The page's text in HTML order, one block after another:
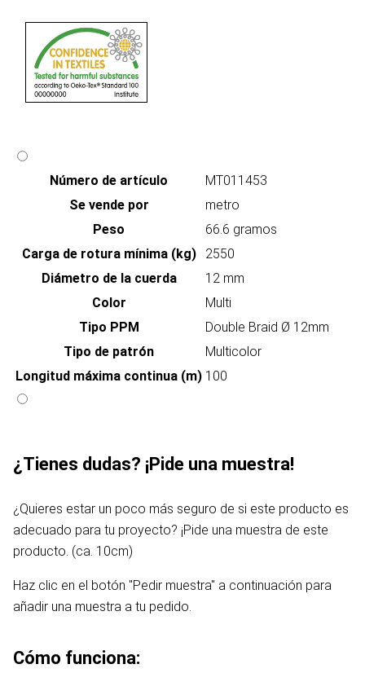
Número de artículo
MT011453
Se vende por
metro
Peso
66.6 gramos
Carga de rotura mínima (kg)
2550
Diámetro de la cuerda
12 mm
Color
Multi
Tipo PPM
Double Braid Ø 12mm
Tipo de patrón
Multicolor
Longitud máxima continua (m) 100
¿Tienes dudas? ¡Pide una muestra!
¿Quieres estar un poco más seguro de si este producto es
adecuado para tu proyecto? ¡Pide una muestra de este
producto. (ca. 10cm)
Haz clic en el botón "Pedir muestra" a continuación para
añadir una muestra a tu pedido.
Cómo funciona: